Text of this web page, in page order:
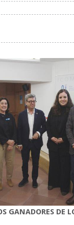
GANADORES DE